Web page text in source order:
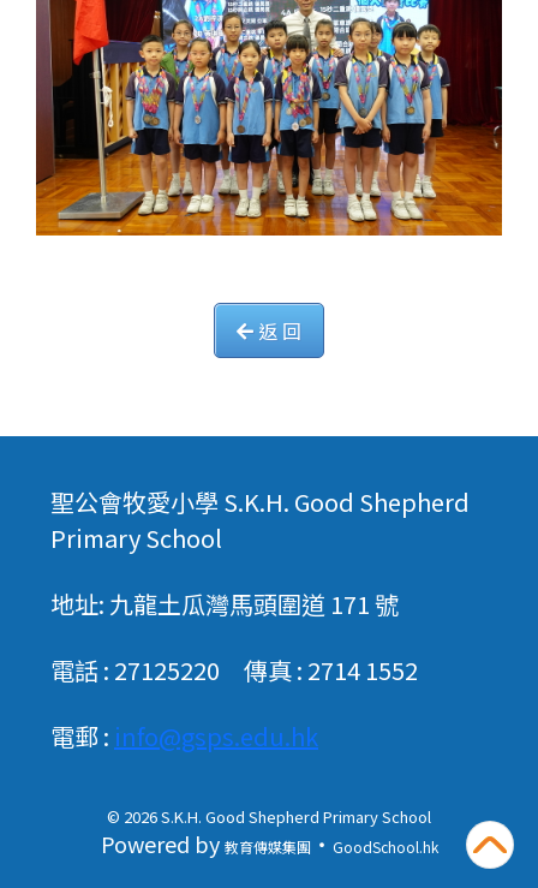
返 回
聖公會牧愛小學 S.K.H. Good Shepherd
Primary School
地址: 九龍土瓜灣馬頭圍道 171 號
電話 : 27125220 傳真 : 2714 1552
電郵 : info@gsps.edu.hk
© 2026S.K.H. Good Shepherd Primary School
Powered by 教育傳媒集團 ‧ GoodSchool.hk